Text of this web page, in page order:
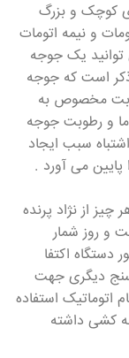
کوچک و بزرگ
و نیمه اتومات
توانید یک جوجه
ذکر است که جوجه
مخصوص به
و رطوبت جوجه
سبب ایجاد
می آورد .
چیز از نژاد پرنده
و روز شمار
دستگاه اکتفا
سنج دیگری جهت
اتوماتیک استفاده
کشی داشته